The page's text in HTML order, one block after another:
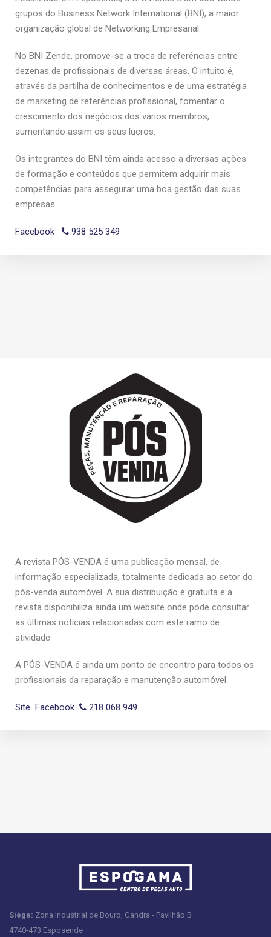
grupos do Business Network International (BNI), a maior
organização global de Networking Empresarial.
No BNI Zende, promove-se a troca de referências entre
dezenas de profissionais de diversas áreas. O intuito é,
através da partilha de conhecimentos e de uma estratégia
de marketing de referências profissional, fomentar o
crescimento dos negócios dos vários membros,
aumentando assim os seus lucros.
Os integrantes do BNI têm ainda acesso a diversas ações
de formação e conteúdos que permitem adquirir mais
competências para assegurar uma boa gestão das suas
empresas.
Facebook 938 525 349
A revista PÓS-VENDA é uma publicação mensal, de
informação especializada, totalmente dedicada ao setor do
pós-venda automóvel. A sua distribuição é gratuita e a
revista disponibiliza ainda um website onde pode consultar
as últimas notícias relacionadas com este ramo de
atividade.
A PÓS-VENDA é ainda um ponto de encontro para todos os
profissionais da reparação e manutenção automóvel.
Site Facebook 218 068 949
Siège: Zona Industrial de Bouro, Gandra - Pavilhão B
4740-473 Esposende